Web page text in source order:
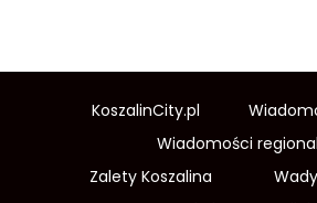
KoszalinCity.pl
Wiadomości
Zalety Koszalina